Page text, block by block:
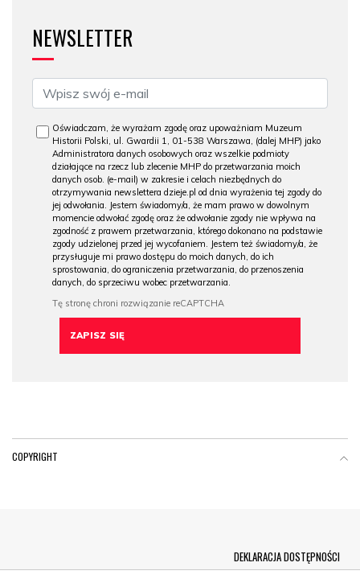
NEWSLETTER
Oświadczam, że wyrażam zgodę oraz upoważniam Muzeum
Historii Polski, ul. Gwardii 1, 01-538 Warszawa, (dalej MHP) jako
Administratora danych osobowych oraz wszelkie podmioty
działające na rzecz lub zlecenie MHP do przetwarzania moich
danych osob. (e-mail) w zakresie i celach niezbędnych do
otrzymywania newslettera dzieje.pl od dnia wyrażenia tej zgody do
jej odwołania. Jestem świadomy/a, że mam prawo w dowolnym
momencie odwołać zgodę oraz że odwołanie zgody nie wpływa na
zgodność z prawem przetwarzania, którego dokonano na podstawie
zgody udzielonej przed jej wycofaniem. Jestem też świadomy/a, że
przysługuje mi prawo dostępu do moich danych, do ich
sprostowania, do ograniczenia przetwarzania, do przenoszenia
danych, do sprzeciwu wobec przetwarzania.
COPYRIGHT
DEKLARACJA DOSTĘPNOŚCI